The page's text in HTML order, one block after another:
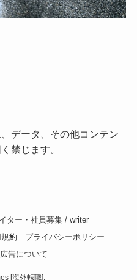
データ、その他コンテン
禁じます。
ター・社員募集 / writer
約
プライバシーポリシー
告について
[海外転職].